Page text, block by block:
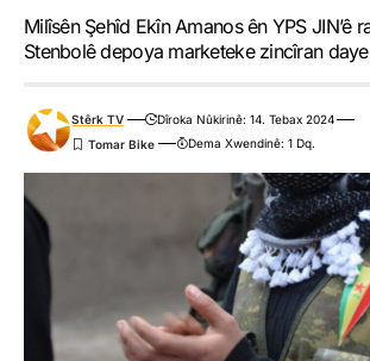
Milîsên Şehîd Ekîn Amanos ên YPS JIN’ê
Stenbolê depoya marketeke zincîran
Stêrk TV
Dîroka Nûkirinê: 14. Tebax 2024
Dema Xwendinê: 1 Dq.